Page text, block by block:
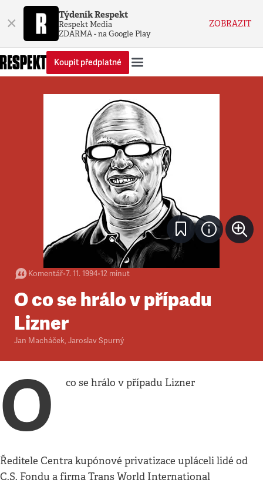
× Týdeník Respekt
Respekt Media
ZDARMA - na Google Play
ZOBRAZIT
Koupit předplatné
Komentář•7. 11. 1994•12 minut
O co se hrálo v případu
Lizner
Jan Macháček, Jaroslav Spurný
O co se hrálo v případu Lizner
Ředitele Centra kupónové privatizace upláceli lidé od
C.S. Fondu a firma Trans World International